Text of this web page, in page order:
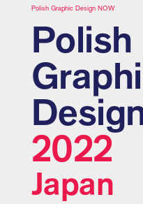
Polish Graphic Design NOW
Polish
2022
Japan